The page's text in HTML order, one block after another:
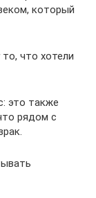
который
что хотели
это также
рядом с